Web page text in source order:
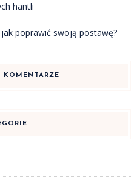
hantli
poprawić swoją postawę?
KOMENTARZE